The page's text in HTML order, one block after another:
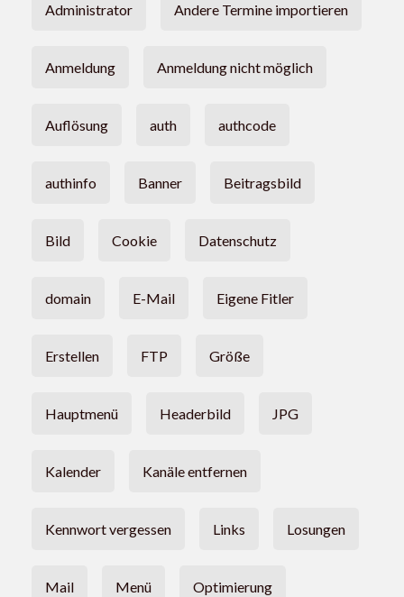
Administrator Andere Termine importieren
Anmeldung Anmeldung nicht möglich
Auflösung auth authcode
authinfo Banner Beitragsbild
Bild Cookie Datenschutz
domain E-Mail Eigene Fitler
Erstellen FTP Größe
Hauptmenü Headerbild JPG
Kalender Kanäle entfernen
Kennwort vergessen Links Losungen
Mail Menü Optimierung